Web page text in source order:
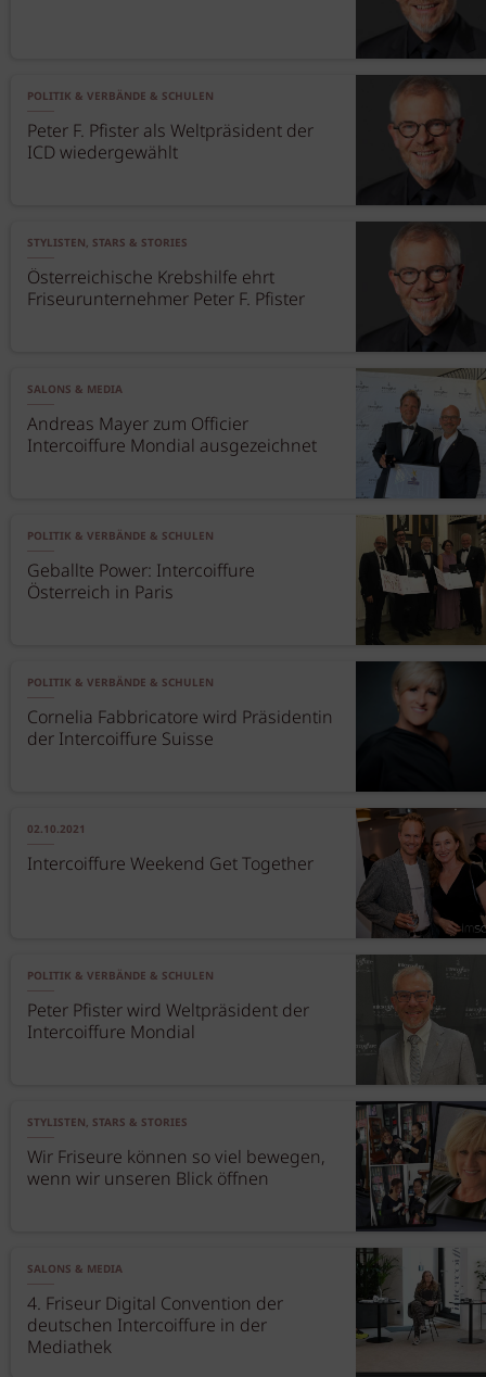
POLITIK & VERBÄNDE & SCHULEN
Peter F. Pfister als Weltpräsident der
ICD wiedergewählt
STYLISTEN, STARS & STORIES
Österreichische Krebshilfe ehrt
Friseurunternehmer Peter F. Pfister
SALONS & MEDIA
Andreas Mayer zum Officier
Intercoiffure Mondial ausgezeichnet
POLITIK & VERBÄNDE & SCHULEN
Geballte Power: Intercoiffure
Österreich in Paris
POLITIK & VERBÄNDE & SCHULEN
Cornelia Fabbricatore wird Präsidentin
der Intercoiffure Suisse
02.10.2021
Intercoiffure Weekend Get Together
POLITIK & VERBÄNDE & SCHULEN
Peter Pfister wird Weltpräsident der
Intercoiffure Mondial
STYLISTEN, STARS & STORIES
Wir Friseure können so viel bewegen,
wenn wir unseren Blick öffnen
SALONS & MEDIA
4. Friseur Digital Convention der
deutschen Intercoiffure in der
Mediathek